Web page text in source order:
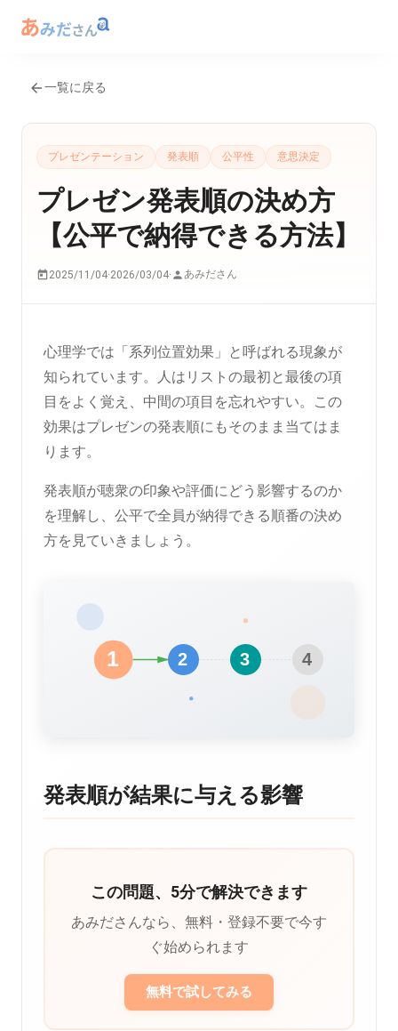
一覧に戻る
プレゼンテーション 発表順 公平性 意思決定
プレゼン発表順の決め方
【公平で納得できる方法】
2025/11/04·2026/03/04· あみださん
心理学では「系列位置効果」と呼ばれる現象が
知られています。人はリストの最初と最後の項
目をよく覚え、中間の項目を忘れやすい。この
効果はプレゼンの発表順にもそのまま当てはま
ります。
発表順が聴衆の印象や評価にどう影響するのか
を理解し、公平で全員が納得できる順番の決め
方を見ていきましょう。
発表順が結果に与える影響
この問題、5分で解決できます
あみださんなら、無料・登録不要で今す
ぐ始められます
無料で試してみる